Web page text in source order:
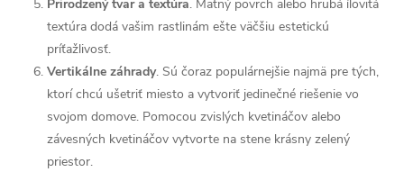
Prirodzený tvar a textúra. Matný povrch alebo hrubá ílovitá
textúra dodá vašim rastlinám ešte väčšiu estetickú
príťažlivosť.
Vertikálne záhrady. Sú čoraz populárnejšie najmä pre tých,
ktorí chcú ušetriť miesto a vytvoriť jedinečné riešenie vo
svojom domove. Pomocou zvislých kvetináčov alebo
závesných kvetináčov vytvorte na stene krásny zelený
priestor.